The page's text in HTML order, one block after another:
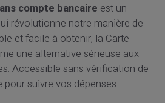
compte bancaire est un
révolutionne notre manière de
et facile à obtenir, la Carte
une alternative sérieuse aux
Accessible sans vérification de
pour suivre vos dépenses